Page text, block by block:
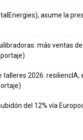
asume la
más ventas
talleres 2026: resiliencIA,
del 12% vía